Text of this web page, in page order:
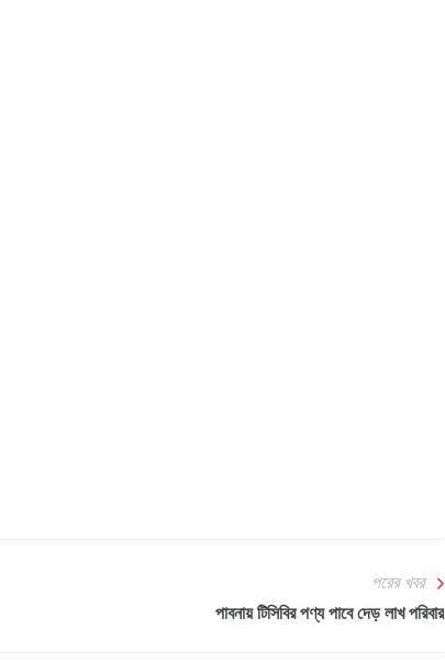
পরের খবর
পাবনায় টিসিবির পণ্য পাবে দেড় লাখ পরিবার